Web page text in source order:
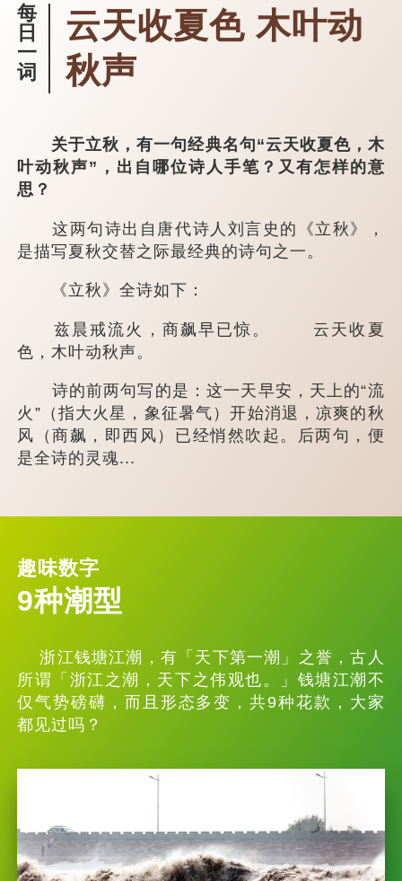
每
日
一
词
云天收夏色 木叶动
秋声
关于立秋，有一句经典名句“云天收夏色，木
叶动秋声”，出自哪位诗人手笔？又有怎样的意
思？
这两句诗出自唐代诗人刘言史的《立秋》，
是描写夏秋交替之际最经典的诗句之一。
《立秋》全诗如下：
兹晨戒流火，商飙早已惊。 云天收夏
色，木叶动秋声。
诗的前两句写的是：这一天早安，天上的“流
火”（指大火星，象征暑气）开始消退，凉爽的秋
风（商飙，即西风）已经悄然吹起。后两句，便
是全诗的灵魂...
趣味数字
9种潮型
浙江钱塘江潮，有「天下第一潮」之誉，古人
所谓「浙江之潮，天下之伟观也。」钱塘江潮不
仅气势磅礴，而且形态多变，共9种花款，大家
都见过吗？